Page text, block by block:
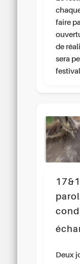
faire
de
sera
Deux